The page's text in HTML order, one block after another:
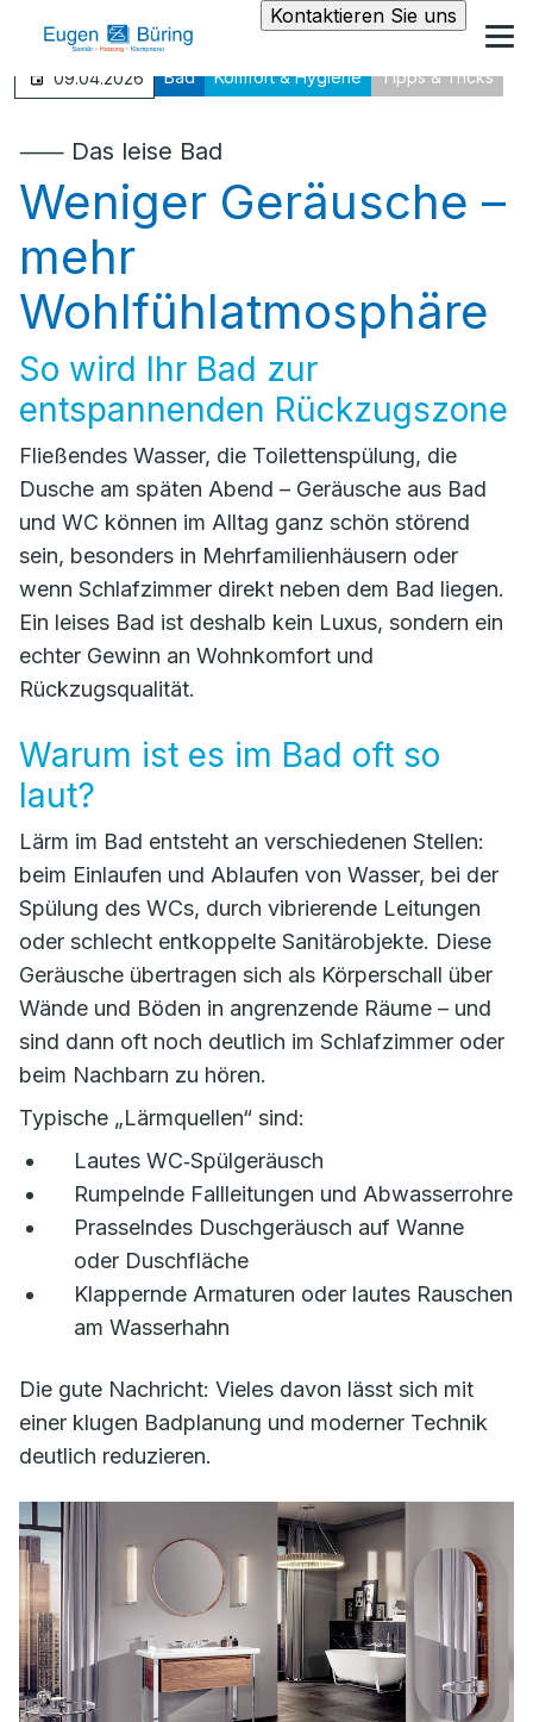
Kontaktieren Sie uns
09.04.2026 Bad Komfort & Hygiene Tipps & Tricks
⸺ Das leise Bad
Weniger Geräusche –
mehr
Wohlfühlatmosphäre
So wird Ihr Bad zur
entspannenden Rückzugszone
Fließendes Wasser, die Toilettenspülung, die
Dusche am späten Abend – Geräusche aus Bad
und WC können im Alltag ganz schön störend
sein, besonders in Mehrfamilienhäusern oder
wenn Schlafzimmer direkt neben dem Bad liegen.
Ein leises Bad ist deshalb kein Luxus, sondern ein
echter Gewinn an Wohnkomfort und
Rückzugsqualität.
Warum ist es im Bad oft so
laut?
Lärm im Bad entsteht an verschiedenen Stellen:
beim Einlaufen und Ablaufen von Wasser, bei der
Spülung des WCs, durch vibrierende Leitungen
oder schlecht entkoppelte Sanitärobjekte. Diese
Geräusche übertragen sich als Körperschall über
Wände und Böden in angrenzende Räume – und
sind dann oft noch deutlich im Schlafzimmer oder
beim Nachbarn zu hören.
Typische „Lärmquellen“ sind:
Lautes WC‑Spülgeräusch
Rumpelnde Fallleitungen und Abwasserrohre
Prasselndes Duschgeräusch auf Wanne
oder Duschfläche
Klappernde Armaturen oder lautes Rauschen
am Wasserhahn
Die gute Nachricht: Vieles davon lässt sich mit
einer klugen Badplanung und moderner Technik
deutlich reduzieren.